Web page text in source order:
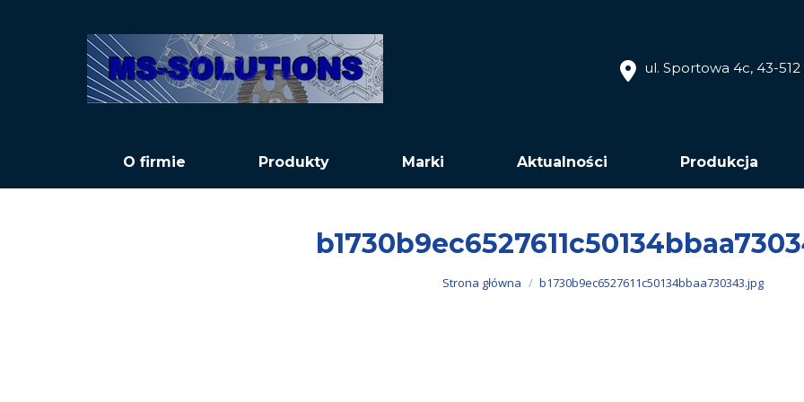
ul. Sportowa 4c, 43-
O firmie Produkty Marki Aktualności Produkcja
Jesteś tutaj:
Strona główna b1730b9ec6527611c50134bbaa730343.jpg